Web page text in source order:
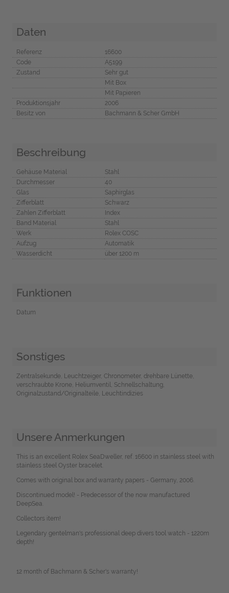
Daten
Referenz
16600
Code
A5199
Zustand
Sehr gut
Mit Box
Mit Papieren
Produktionsjahr
2006
Besitz von
Bachmann & Scher GmbH
Beschreibung
Gehäuse Material
Stahl
Durchmesser
40
Glas
Saphirglas
Zifferblatt
Schwarz
Zahlen Zifferblatt
Index
Band Material
Stahl
Werk
Rolex COSC
Aufzug
Automatik
Wasserdicht
über 1200 m
Funktionen
Datum
Sonstiges
Zentralsekunde, Leuchtzeiger, Chronometer, drehbare Lünette,
verschraubte Krone, Heliumventil, Schnellschaltung,
Originalzustand/Originalteile, Leuchtindizies
Unsere Anmerkungen
This is an excellent Rolex SeaDweller, ref. 16600 in stainless steel with
stainless steel Oyster bracelet.
Comes with original box and warranty papers - Germany, 2006.
Discontinued model! - Predecessor of the now manufactured
DeepSea.
Collectors item!
Legendary gentelman's professional deep divers tool watch - 1220m
depth!
12 month of Bachmann & Scher's warranty!